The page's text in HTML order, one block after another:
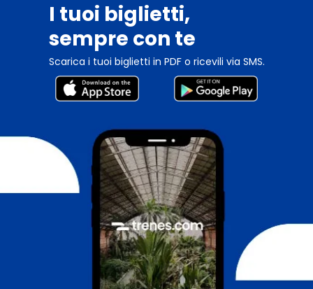
I tuoi biglietti,
sempre con te
Scarica i tuoi biglietti in PDF o ricevili via SMS.